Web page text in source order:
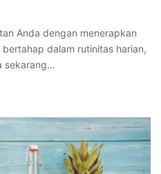
Anda dengan menerapkan
dalam rutinitas harian,
sekarang…